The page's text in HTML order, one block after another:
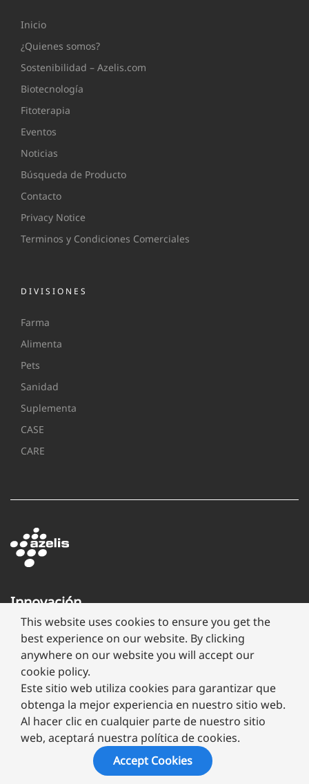
Inicio
¿Quienes somos?
Sostenibilidad – Azelis.com
Biotecnología
Fitoterapia
Eventos
Noticias
Búsqueda de Producto
Contacto
Privacy Notice
Terminos y Condiciones Comerciales
DIVISIONES
Farma
Alimenta
Pets
Sanidad
Suplementa
CASE
CARE
Innovación
través
de
formulación
2026 Megafarma
Aviso de Privacidad
This website uses cookies to ensure you get the
best experience on our website. By clicking
anywhere on our website you will accept our
cookie policy.
Este sitio web utiliza cookies para garantizar que
obtenga la mejor experiencia en nuestro sitio web.
Al hacer clic en cualquier parte de nuestro sitio
web, aceptará nuestra política de cookies.
Accept Cookies